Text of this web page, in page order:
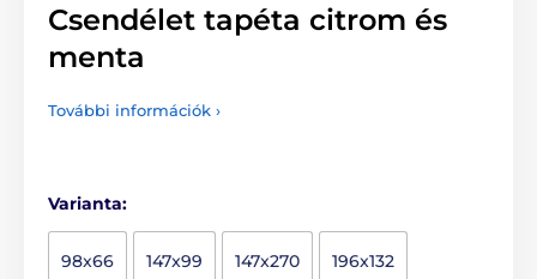
Csendélet tapéta citrom és
menta
További információk ›
Varianta:
98x66 147x99 147x270 196x132